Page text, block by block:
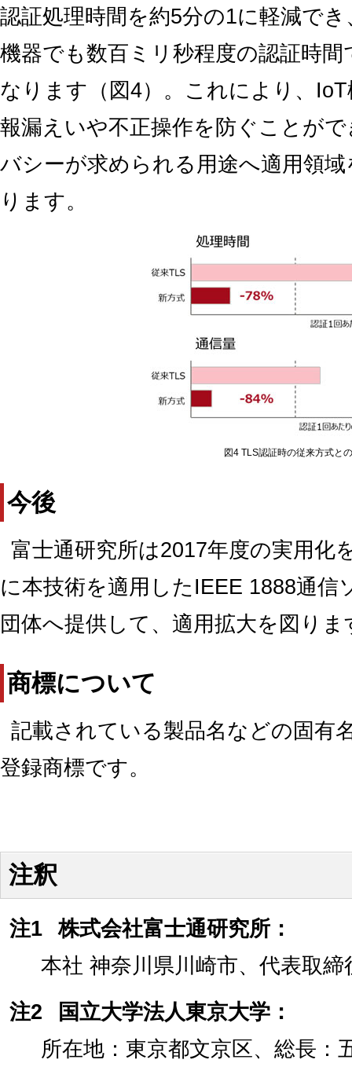
認証処理時間を約5分の1に軽減で
機器でも数百ミリ秒程度の認証時
なります（図4）。これにより、
報漏えいや不正操作を防ぐことが
バシーが求められる用途へ適用領
ります。
図4 TLS認証時の従来方式と
今後
富士通研究所は2017年度の実用化
に本技術を適用したIEEE 1888通信
団体へ提供して、適用拡大を図りま
商標について
記載されている製品名などの固有
登録商標です。
注釈
注1
株式会社富士通研究所：
本社 神奈川県川崎市、代表取
注2
国立大学法人東京大学：
所在地：東京都文京区、総長：